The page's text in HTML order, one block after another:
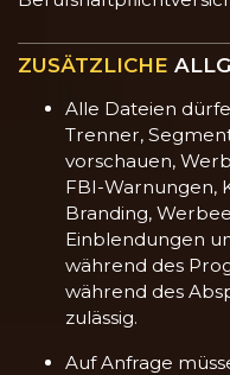
ZUSÄTZLICHE
Alle Dateien
Trenner,
vorschauen,
FBI-Warnungen,
Branding,
Einblendungen
während des
während des
zulässig.
Auf Anfrage